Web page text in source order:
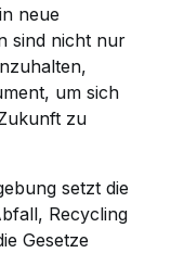
neue
sind nicht nur
um sich
zu
setzt die
Recycling
Gesetze